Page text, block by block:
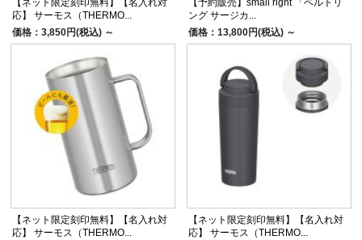
【ネット限定刻印無料】【名入れ対
応】 サーモス（THERMO...
価格：3,850円(税込) ～
【予約販売】small right 「ベルトリ
ング サージカ...
価格：13,800円(税込) ～
【ネット限定刻印無料】【名入れ対
応】 サーモス（THERMO...
【ネット限定刻印無料】【名入れ対
応】 サーモス（THERMO...